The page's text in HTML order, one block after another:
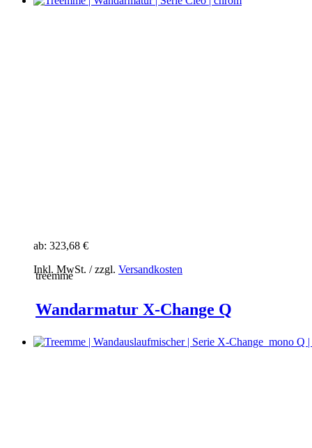
ab: 323,68 €
Inkl. MwSt. / zzgl. Versandkosten
treemme
Wandarmatur X-Change Q